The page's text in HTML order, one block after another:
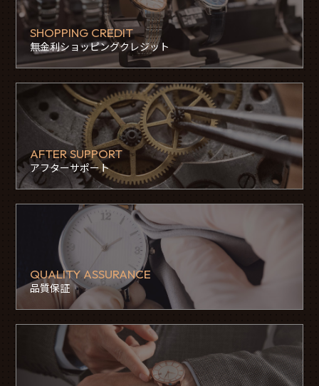
SHOPPING CREDIT
無金利ショッピングクレジット
AFTER SUPPORT
アフターサポート
QUALITY ASSURANCE
品質保証